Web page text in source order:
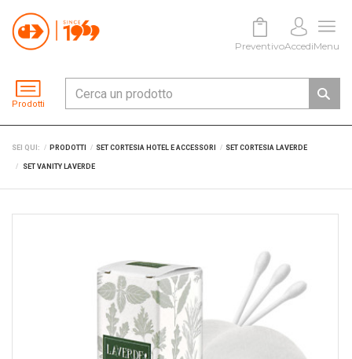
Prodotti
PreventivoAccediMenu
SEI QUI: PRODOTTI SET CORTESIA HOTEL E ACCESSORI SET CORTESIA LAVERDE
SET VANITY LAVERDE